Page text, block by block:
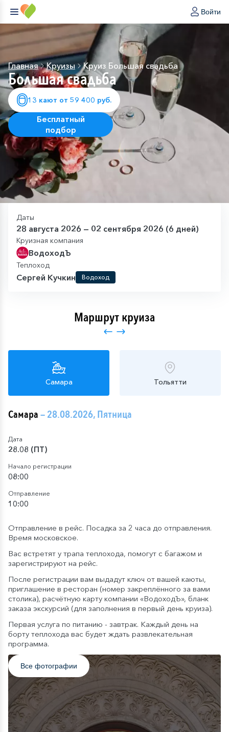
Войти
Главная Круизы Круиз Большая свадьба
Большая свадьба
13 кают от 59 400 руб.
Бесплатный
подбор
Даты
28 августа 2026 — 02 сентября 2026 (6 дней)
Круизная компания
ВодоходЪ
Теплоход
Сергей Кучкин Водоход
Маршрут круиза
Самара Тольятти
Самара— 28.08.2026, Пятница
Дата
28.08 (ПТ)
Начало регистрации
08:00
Отправление
10:00
Отправление в рейс. Посадка за 2 часа до отправления.
Время московское.
Вас встретят у трапа теплохода, помогут с багажом и
зарегистрируют на рейс.
После регистрации вам выдадут ключ от вашей каюты,
приглашение в ресторан (номер закреплённого за вами
столика), расчётную карту компании «ВодоходЪ», бланк
заказа экскурсий (для заполнения в первый день круиза).
Первая услуга по питанию - завтрак. Каждый день на
борту теплохода вас будет ждать развлекательная
программа.
Все фотографии